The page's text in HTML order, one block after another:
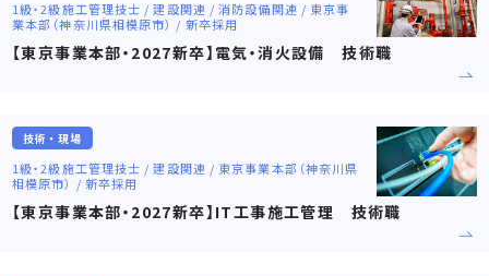
1級・2級施工管理技士 / 建設関連 / 消防設備関連 / 東京事
業本部（神奈川県相模原市） / 新卒採用
【東京事業本部・2027新卒】電気・消火設備 技術職
技術・現場
1級・2級施工管理技士 / 建設関連 / 東京事業本部（神奈川県
相模原市） / 新卒採用
【東京事業本部・2027新卒】IT工事施工管理 技術職